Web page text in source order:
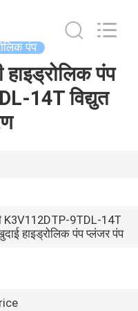
पंप
हाइड्रोलिक पंप
14T विद्युत
K3V112DTP-9TDL-14T
हाइड्रोलिक पंप प्लंजर पंप